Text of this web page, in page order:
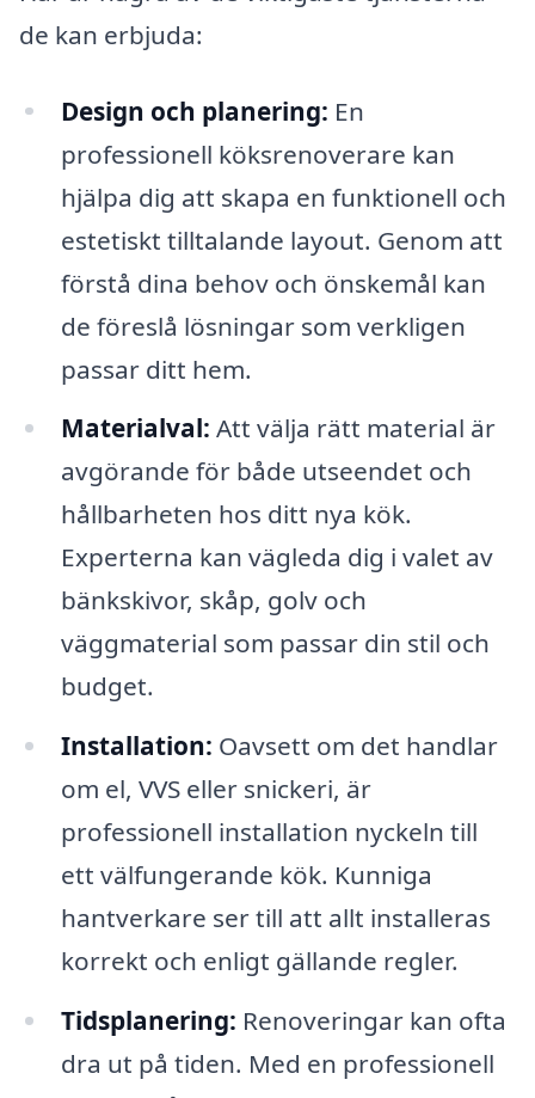
de kan erbjuda:
Design och planering: En
professionell köksrenoverare kan
hjälpa dig att skapa en funktionell och
estetiskt tilltalande layout. Genom att
förstå dina behov och önskemål kan
de föreslå lösningar som verkligen
passar ditt hem.
Materialval: Att välja rätt material är
avgörande för både utseendet och
hållbarheten hos ditt nya kök.
Experterna kan vägleda dig i valet av
bänkskivor, skåp, golv och
väggmaterial som passar din stil och
budget.
Installation: Oavsett om det handlar
om el, VVS eller snickeri, är
professionell installation nyckeln till
ett välfungerande kök. Kunniga
hantverkare ser till att allt installeras
korrekt och enligt gällande regler.
Tidsplanering: Renoveringar kan ofta
dra ut på tiden. Med en professionell